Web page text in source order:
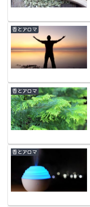
香とアロマ
香とアロマ
香とアロマ